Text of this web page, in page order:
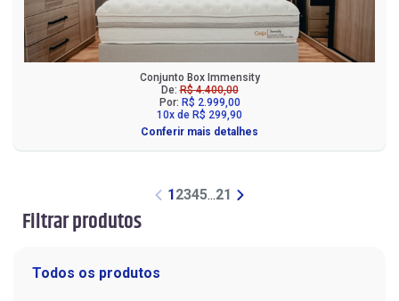
Filtrar produtos
Todos os produtos
Conjunto Box Immensity
De:R$ 4.400,00
Por: R$ 2.999,00
10x de R$ 299,90
Conferir mais detalhes
1 2345...21